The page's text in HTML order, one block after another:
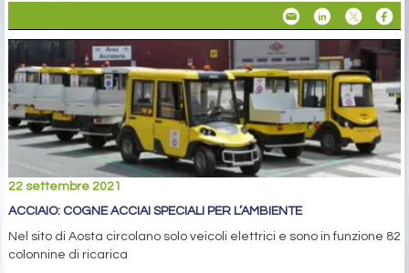
22 settembre 2021
ACCIAIO: COGNE ACCIAI SPECIALI PER L’AMBIENTE
Nel sito di Aosta circolano solo veicoli elettrici e sono in funzione 82
colonnine di ricarica